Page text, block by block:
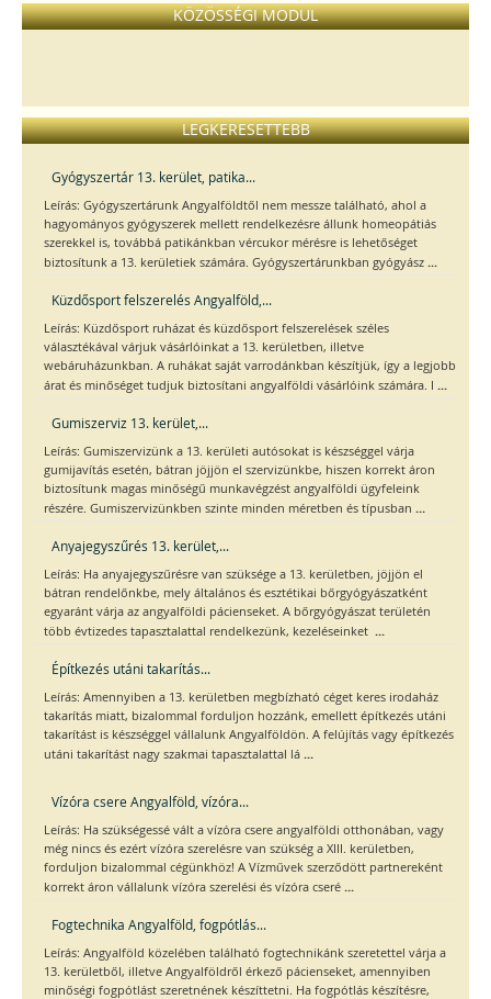
KÖZÖSSÉGI MODUL
LEGKERESETTEBB
Gyógyszertár 13. kerület, patika...
Leírás: Gyógyszertárunk Angyalföldtől nem messze található, ahol a
hagyományos gyógyszerek mellett rendelkezésre állunk homeopátiás
szerekkel is, továbbá patikánkban vércukor mérésre is lehetőséget
biztosítunk a 13. kerületiek számára. Gyógyszertárunkban gyógyász ...
Küzdősport felszerelés Angyalföld,...
Leírás: Küzdősport ruházat és küzdősport felszerelések széles
választékával várjuk vásárlóinkat a 13. kerületben, illetve
webáruházunkban. A ruhákat saját varrodánkban készítjük, így a legjobb
árat és minőséget tudjuk biztosítani angyalföldi vásárlóink számára. I ...
Gumiszerviz 13. kerület,...
Leírás: Gumiszervizünk a 13. kerületi autósokat is készséggel várja
gumijavítás esetén, bátran jöjjön el szervizünkbe, hiszen korrekt áron
biztosítunk magas minőségű munkavégzést angyalföldi ügyfeleink
részére. Gumiszervizünkben szinte minden méretben és típusban ...
Anyajegyszűrés 13. kerület,...
Leírás: Ha anyajegyszűrésre van szüksége a 13. kerületben, jöjjön el
bátran rendelőnkbe, mely általános és esztétikai bőrgyógyászatként
egyaránt várja az angyalföldi pácienseket. A bőrgyógyászat területén
több évtizedes tapasztalattal rendelkezünk, kezeléseinket ...
Építkezés utáni takarítás...
Leírás: Amennyiben a 13. kerületben megbízható céget keres irodaház
takarítás miatt, bizalommal forduljon hozzánk, emellett építkezés utáni
takarítást is készséggel vállalunk Angyalföldön. A felújítás vagy építkezés
utáni takarítást nagy szakmai tapasztalattal lá ...
Vízóra csere Angyalföld, vízóra...
Leírás: Ha szükségessé vált a vízóra csere angyalföldi otthonában, vagy
még nincs és ezért vízóra szerelésre van szükség a XIII. kerületben,
forduljon bizalommal cégünkhöz! A Vízművek szerződött partnereként
korrekt áron vállalunk vízóra szerelési és vízóra cseré ...
Fogtechnika Angyalföld, fogpótlás...
Leírás: Angyalföld közelében található fogtechnikánk szeretettel várja a
13. kerületből, illetve Angyalföldről érkező pácienseket, amennyiben
minőségi fogpótlást szeretnének készíttetni. Ha fogpótlás készítésre,